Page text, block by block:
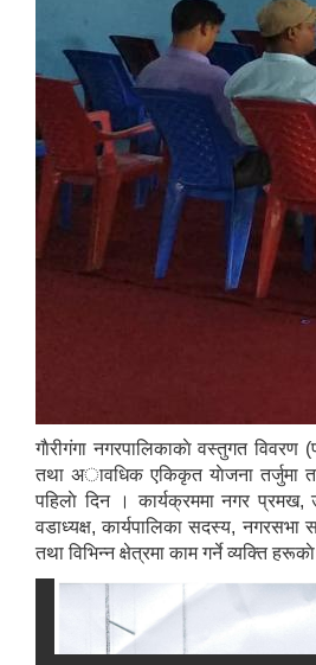
गाैरीगंगा नगरपालिकाकाे वस्तुगत विवरण
तथा अावधिक एकिकृत याेजना तर्जुमा
पहिलाे दिन । कार्यक्रममा नगर
वडाध्यक्ष, कार्यपालिका सदस्य, नगरसभा
तथा विभिन्न क्षेत्रमा काम गर्ने व्यक्ति